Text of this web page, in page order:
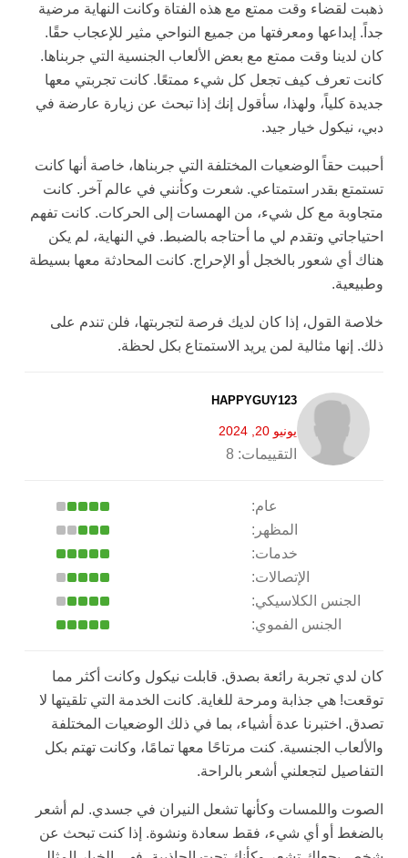
ذهبت لقضاء وقت ممتع مع هذه الفتاة وكانت النهاية مرضية
جداً. إبداعها ومعرفتها من جميع النواحي مثير للإعجاب حقًا.
كان لدينا وقت ممتع مع بعض الألعاب الجنسية التي جربناها.
كانت تعرف كيف تجعل كل شيء ممتعًا. كانت تجربتي معها
جديدة كلياً، ولهذا، سأقول إنك إذا تبحث عن زيارة عارضة في
دبي، نيكول خيار جيد.
أحببت حقاً الوضعيات المختلفة التي جربناها، خاصة أنها كانت
تستمتع بقدر استمتاعي. شعرت وكأنني في عالم آخر. كانت
متجاوبة مع كل شيء، من الهمسات إلى الحركات. كانت تفهم
احتياجاتي وتقدم لي ما أحتاجه بالضبط. في النهاية، لم يكن
هناك أي شعور بالخجل أو الإحراج. كانت المحادثة معها بسيطة
وطبيعية.
خلاصة القول، إذا كان لديك فرصة لتجربتها، فلن تندم على
ذلك. إنها مثالية لمن يريد الاستمتاع بكل لحظة.
HAPPYGUY123
يونيو 20, 2024
التقييمات: 8
عام:
المظهر:
خدمات:
الإتصالات:
الجنس الكلاسيكي:
الجنس الفموي:
كان لدي تجربة رائعة بصدق. قابلت نيكول وكانت أكثر مما
توقعت! هي جذابة ومرحة للغاية. كانت الخدمة التي تلقيتها لا
تصدق. اختبرنا عدة أشياء، بما في ذلك الوضعيات المختلفة
والألعاب الجنسية. كنت مرتاحًا معها تمامًا، وكانت تهتم بكل
التفاصيل لتجعلني أشعر بالراحة.
الصوت واللمسات وكأنها تشعل النيران في جسدي. لم أشعر
بالضغط أو أي شيء، فقط سعادة ونشوة. إذا كنت تبحث عن